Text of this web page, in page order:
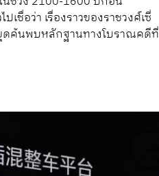
อว่า เรื่องราวของราชวงศ์เซี่
ดค้นพบหลักฐานทางโบราณคดีที่